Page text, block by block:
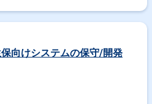
保向けシステムの保守/開発